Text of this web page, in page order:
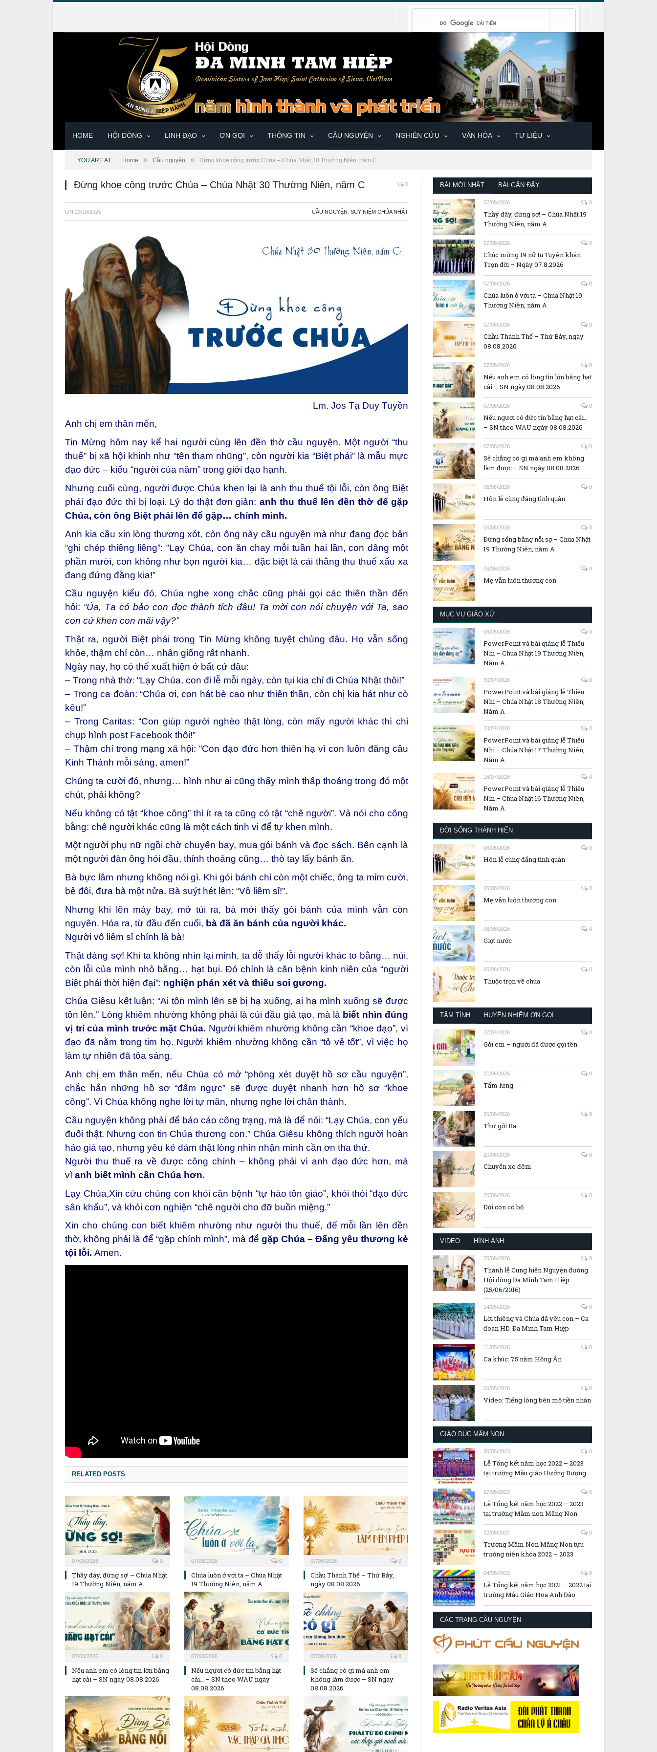
HOME HỘI DÒNG LINH ĐẠO ƠN GỌI THÔNG TIN CẦU NGUYỆN NGHIÊN CỨU VĂN HÓA TƯ LIỆU
YOU ARE AT: Home » Cầu nguyện » Đừng khoe công trước Chúa – Chúa Nhật 30 Thường Niên, năm C
Đừng khoe công trước Chúa – Chúa Nhật 30 Thường Niên, năm C 0
ON 23/10/2025 CẦU NGUYỆN SUY NIỆM CHÚA NHẬT
Lm. Jos Tạ Duy Tuyền
Anh chị em thân mến,
Tin Mừng hôm nay kể hai người cùng lên đền thờ cầu nguyện. Một người “thu
thuế” bị xã hội khinh như “tên tham nhũng”, còn người kia “Biệt phái” là mẫu mực
đạo đức – kiểu “người của năm” trong giới đạo hạnh.
Nhưng cuối cùng, người được Chúa khen lại là anh thu thuế tội lỗi, còn ông Biệt
phái đạo đức thì bị loại. Lý do thật đơn giản: anh thu thuế lên đền thờ để gặp
Chúa, còn ông Biệt phái lên để gặp… chính mình.
Anh kia cầu xin lòng thương xót, còn ông này cầu nguyện mà như đang đọc bản
“ghi chép thiêng liêng”:“Lạy Chúa, con ăn chay mỗi tuần hai lần, con dâng một
phần mười, con không như bọn người kia… đặc biệt là cái thằng thu thuế xấu xa
đang đứng đằng kia!”
Cầu nguyện kiểu đó, Chúa nghe xong chắc cũng phải gọi các thiên thần đến
hỏi: “Ủa, Ta có bảo con đọc thành tích đâu! Ta mời con nói chuyện với Ta, sao
con cứ khen con mãi vậy?”
Thật ra, người Biệt phái trong Tin Mừng không tuyệt chủng đâu. Họ vẫn sống
khỏe, thậm chí còn… nhân giống rất nhanh.
Ngày nay, họ có thể xuất hiện ở bất cứ đâu:
– Trong nhà thờ: “Lạy Chúa, con đi lễ mỗi ngày, còn tụi kia chỉ đi Chúa Nhật thôi!”
– Trong ca đoàn: “Chúa ơi, con hát bè cao như thiên thần, còn chị kia hát như cò
kêu!”
– Trong Caritas: “Con giúp người nghèo thật lòng, còn mấy người khác thì chỉ
chụp hình post Facebook thôi!”
– Thậm chí trong mạng xã hội: “Con đạo đức hơn thiên hạ vì con luôn đăng câu
Kinh Thánh mỗi sáng, amen!”
Chúng ta cười đó, nhưng… hình như ai cũng thấy mình thấp thoáng trong đó một
chút, phải không?
Nếu không có tật “khoe công” thì ít ra ta cũng có tật “chê người”. Và nói cho công
bằng: chê người khác cũng là một cách tinh vi để tự khen mình.
Một người phụ nữ ngồi chờ chuyến bay, mua gói bánh và đọc sách. Bên cạnh là
một người đàn ông hói đầu, thỉnh thoảng cũng… thò tay lấy bánh ăn.
Bà bực lắm nhưng không nói gì. Khi gói bánh chỉ còn một chiếc, ông ta mỉm cười,
bẻ đôi, đưa bà một nửa. Bà suýt hét lên: “Vô liêm sỉ!”.
Nhưng khi lên máy bay, mở túi ra, bà mới thấy gói bánh của mình vẫn còn
nguyên. Hóa ra, từ đầu đến cuối, bà đã ăn bánh của người khác.
Người vô liêm sỉ chính là bà!
Thật đáng sợ! Khi ta không nhìn lại mình, ta dễ thấy lỗi người khác to bằng… núi,
còn lỗi của mình nhỏ bằng… hạt bụi. Đó chính là căn bệnh kinh niên của “người
Biệt phái thời hiện đại”: nghiện phán xét và thiếu soi gương.
Chúa Giêsu kết luận:“Ai tôn mình lên sẽ bị hạ xuống, ai hạ mình xuống sẽ được
tôn lên.” Lòng khiêm nhường không phải là cúi đầu giả tạo, mà là biết nhìn đúng
vị trí của mình trước mặt Chúa. Người khiêm nhường không cần “khoe đạo”, vì
đạo đã nằm trong tim họ. Người khiêm nhường không cần “tỏ vẻ tốt”, vì việc họ
làm tự nhiên đã tỏa sáng.
Anh chị em thân mến, nếu Chúa có mở “phòng xét duyệt hồ sơ cầu nguyện”,
chắc hẳn những hồ sơ “đấm ngực” sẽ được duyệt nhanh hơn hồ sơ “khoe
công”. Vì Chúa không nghe lời tự mãn, nhưng nghe lời chân thành.
Cầu nguyện không phải để báo cáo công trạng, mà là để nói: “Lạy Chúa, con yếu
đuối thật. Nhưng con tin Chúa thương con.” Chúa Giêsu không thích người hoàn
hảo giả tạo, nhưng yêu kẻ dám thật lòng nhìn nhận mình cần ơn tha thứ.
Người thu thuế ra về được công chính – không phải vì anh đạo đức hơn, mà
vì anh biết mình cần Chúa hơn.
Lạy Chúa,Xin cứu chúng con khỏi căn bệnh “tự hào tôn giáo”, khỏi thói “đạo đức
sân khấu”, và khỏi cơn nghiện “chê người cho đỡ buồn miệng.”
Xin cho chúng con biết khiêm nhường như người thu thuế, để mỗi lần lên đền
thờ, không phải là để “gặp chính mình”, mà để gặp Chúa – Đấng yêu thương kẻ
tội lỗi. Amen.
RELATED POSTS
07/08/2026 0
Thầy đây, đừng sợ! – Chúa Nhật
19 Thường Niên, năm A
07/08/2026 0
Chúa luôn ở với ta – Chúa Nhật
19 Thường Niên, năm A
07/08/2026 0
Chầu Thánh Thể – Thứ Bảy,
ngày 08.08.2026
07/08/2026 0
Nếu anh em có lòng tin lớn bằng
hạt cải – SN ngày 08.08.2026
07/08/2026 0
Nếu ngươi có đức tin bằng hạt
cải… – SN theo WAU ngày
08.08.2026
07/08/2026 0
Sẽ chẳng có gì mà anh em
không làm được – SN ngày
08.08.2026
BÀI MỚI NHẤT BÀI GẦN ĐÂY
07/08/2026 0
Thầy đây, đừng sợ! – Chúa Nhật 19
Thường Niên, năm A
07/08/2026 0
Chúc mừng 19 nữ tu Tuyên khấn
Trọn đời – Ngày 07.8.2026
07/08/2026 0
Chúa luôn ở với ta – Chúa Nhật 19
Thường Niên, năm A
07/08/2026 0
Chầu Thánh Thể – Thứ Bảy, ngày
08.08.2026
07/08/2026 0
Nếu anh em có lòng tin lớn bằng hạt
cải – SN ngày 08.08.2026
07/08/2026 0
Nếu ngươi có đức tin bằng hạt cải…
– SN theo WAU ngày 08.08.2026
07/08/2026 0
Sẽ chẳng có gì mà anh em không
làm được – SN ngày 08.08.2026
06/08/2026 0
Hôn lễ cùng đấng tình quân
06/08/2026 0
Đừng sống bằng nỗi sợ – Chúa Nhật
19 Thường Niên, năm A
06/08/2026 0
Mẹ vẫn luôn thương con
MỤC VỤ GIÁO XỨ
06/08/2026 0
PowerPoint và bài giảng lễ Thiếu
Nhi – Chúa Nhật 19 Thường Niên,
Năm A
30/07/2026 0
PowerPoint và bài giảng lễ Thiếu
Nhi – Chúa Nhật 18 Thường Niên,
Năm A
23/07/2026 0
PowerPoint và bài giảng lễ Thiếu
Nhi – Chúa Nhật 17 Thường Niên,
Năm A
16/07/2026 0
PowerPoint và bài giảng lễ Thiếu
Nhi – Chúa Nhật 16 Thường Niên,
Năm A
ĐỜI SỐNG THÁNH HIẾN
06/08/2026 0
Hôn lễ cùng đấng tình quân
06/08/2026 0
Mẹ vẫn luôn thương con
06/08/2026 0
Giọt nước
06/08/2026 0
Thuộc trọn về chúa
TÂM TÌNH HUYỀN NHIỆM ƠN GỌI
27/07/2026 0
Gởi em – người đã được gọi tên
21/06/2026 0
Tấm lưng
20/06/2026 0
Thư gởi Ba
20/06/2026 0
Chuyến xe đêm
20/06/2026 0
Đời con có bố
VIDEO HÌNH ẢNH
25/06/2026 0
Thánh lễ Cung hiến Nguyện đường
Hội dòng Đa Minh Tam Hiệp
(25/06/2016)
14/05/2026 0
Lời thiêng và Chúa đã yêu con – Ca
đoàn HD. Đa Minh Tam Hiệp
11/05/2026 0
Ca khúc: 75 năm Hồng Ân
06/05/2026 0
Video: Tiếng lòng bên mộ tiền nhân
GIÁO DỤC MẦM NON
30/05/2023 0
Lễ Tổng kết năm học 2022 – 2023
tại trường Mẫu giáo Hướng Dương
27/05/2023 0
Lễ Tổng kết năm học 2022 – 2023
tại trường Mầm non Măng Non
22/08/2022 0
Trường Mầm Non Măng Non tựu
trường niên khóa 2022 – 2023
04/08/2022 0
Lễ Tổng kết năm học 2021 – 2022 tại
trường Mẫu Giáo Hoa Anh Đào
CÁC TRANG CẦU NGUYỆN